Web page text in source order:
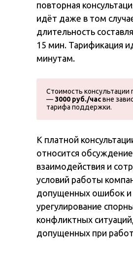
повторная
идёт даже в том
длительность
15 мин. Тарификация
минутам.
Стоимость консультации
— 3000 руб./часвне
тарифа поддержки.
К платной
относится
взаимодействия и
условий работы
допущенных ошибок и
урегулирование
конфликтных ситуаций,
допущенных при